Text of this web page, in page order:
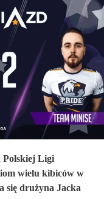
Polskiej Ligi
wielu kibiców w
się drużyna Jacka